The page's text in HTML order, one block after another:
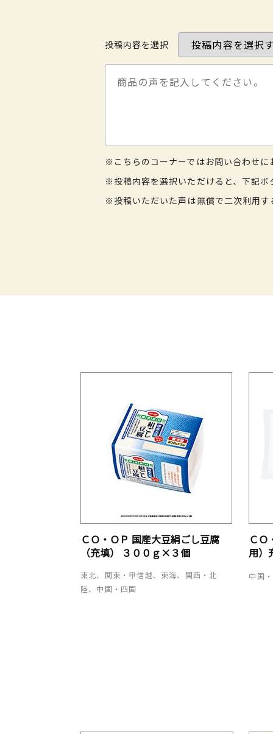
投稿内容を選択
※こちらのコーナーではお問い合わせに
※投稿内容を選択いただけると、下記ボ
※投稿いただいた声は無償で二次利用す
ＣＯ・ＯＰ 国産大豆絹ごし豆腐
（充填） ３００ｇ×３個
東北、関東・甲信越、東海、関西・北
陸、中国・四国
ＣＯ
用）
中国